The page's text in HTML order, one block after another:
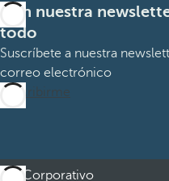
Con nuestra
todo
Suscríbete a nuestra
correo electrónico
Suscribirme
Corporativo